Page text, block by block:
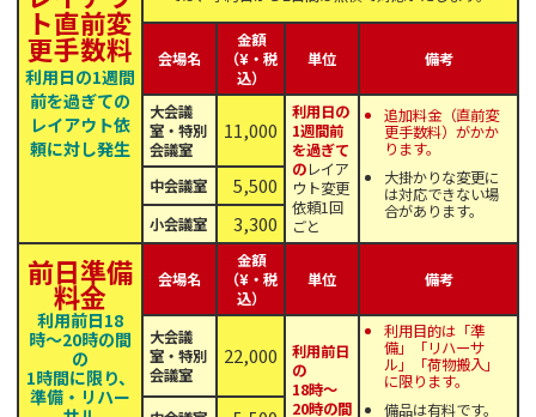
ト直前変
更手数料
利用日の1週間
前を過ぎての
レイアウト依
頼に対し発生
会場名
金額
（¥・税
込）
単位 備考
大会議
室・特別
会議室
11,000
利用日の
1週間前
を過ぎて
のレイア
ウト変更
依頼1回
ごと
追加料金（直前変
更手数料）がかか
ります。
大掛かりな変更に
は対応できない場
合があります。
中会議室 5,500
小会議室 3,300
前日準備
料金
利用前日18
時〜20時の間
の
1時間に限り、
準備・リハー
会場名
金額
（¥・税
込）
単位 備考
大会議
室・特別
会議室
22,000
利用前日
の
18時〜
20時の間
利用目的は「準
備」「リハーサ
ル」「荷物搬入」
に限ります。
備品は有料です。